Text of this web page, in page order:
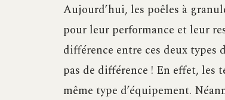
Aujourd’hui, les poêles à
pour leur performance et leur
différence entre ces deux types
pas de différence ! En effet, les
même type d’équipement.